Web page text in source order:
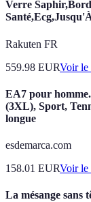
Verre
Rakuten FR
559.98 EURVoir le
EA7 pour
(3XL), Sport,
longue
esdemarca.com
158.01 EURVoir le
La mésange sans